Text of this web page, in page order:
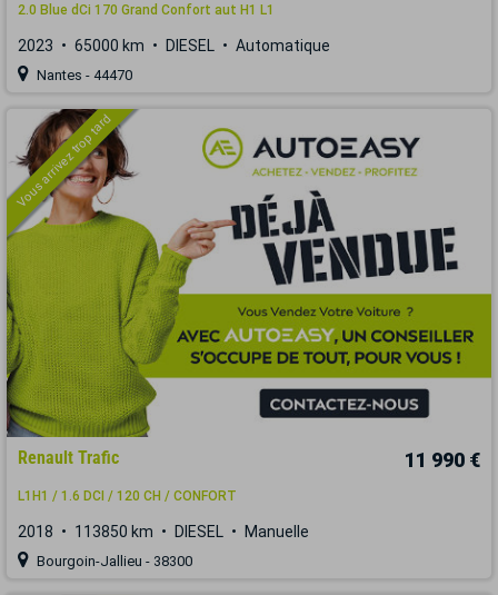
2.0 Blue dCi 170 Grand Confort aut H1 L1
2023 65000 km DIESEL Automatique
Nantes - 44470
Vous arrivez trop tard
Renault Trafic 11 990 €
L1H1 / 1.6 DCI / 120 CH / CONFORT
2018 113850 km DIESEL Manuelle
Bourgoin-Jallieu - 38300